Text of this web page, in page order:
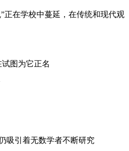
正在学校中蔓延，在传统和现代观
图为它正名
吸引着无数学者不断研究